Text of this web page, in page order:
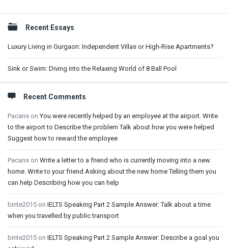
Sidebar
Recent Essays
Luxury Living in Gurgaon: Independent Villas or High-Rise Apartments?
Sink or Swim: Diving into the Relaxing World of 8 Ball Pool
Recent Comments
Pacans onYou were recently helped by an employee at the airport. Write
to the airport to Describe the problem Talk about how you were helped
Suggest how to reward the employee
Pacans on Write a letter to a friend who is currently moving into a new
home. Write to your friend Asking about the new home Telling them you
can help Describing how you can help
binte2015 on IELTS Speaking Part 2 Sample Answer: Talk about a time
when you travelled by public transport
binte2015 on IELTS Speaking Part 2 Sample Answer: Describe a goal you